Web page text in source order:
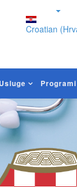
Croatian
Usluge